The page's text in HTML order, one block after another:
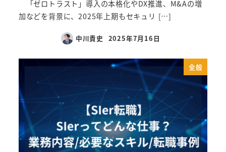
「ゼロトラスト」導入の本格化やDX推進、M&Aの増
加などを背景に、2025年上期もセキュリ […]
中川貴史 2025年7月16日
全般